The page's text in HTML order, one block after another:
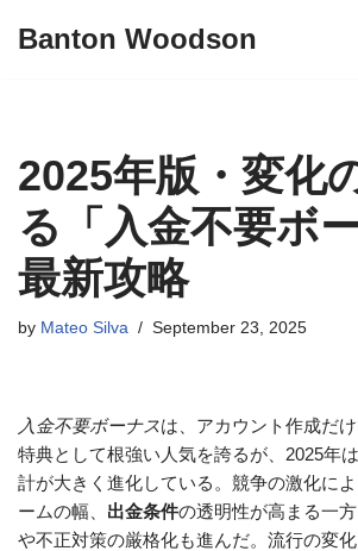
Banton Woodson
2025年版・変化
る「入金不要ボ
最新攻略
by Mateo Silva September 23, 2025
入金不要ボーナスは、アカウント作成だ
特典として根強い人気を誇るが、2025年
計が大きく進化している。競争の激化に
ームの幅、 出金条件の透明性が高まる一
や不正対策の厳格化も進んだ。流行の変